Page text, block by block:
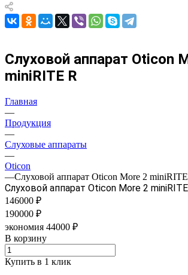
Слуховой аппарат Oticon
miniRITE R
Главная
—
Продукция
—
Слуховые аппараты
—
Oticon
—Слуховой аппарат Oticon More 2
Слуховой аппарат Oticon More 2
146000 ₽
190000 ₽
экономия 44000 ₽
В корзину
Купить в 1 клик